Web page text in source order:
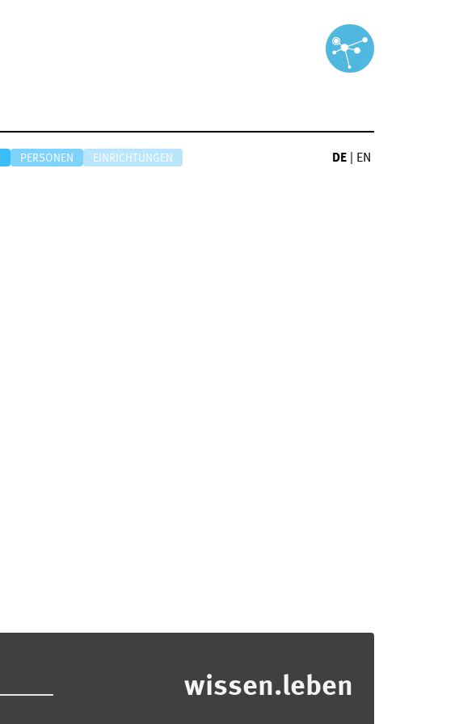
PERSONEN EINRICHTUNGEN DE EN
wissen.leben